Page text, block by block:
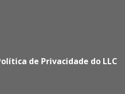
de Privacidade do LLC